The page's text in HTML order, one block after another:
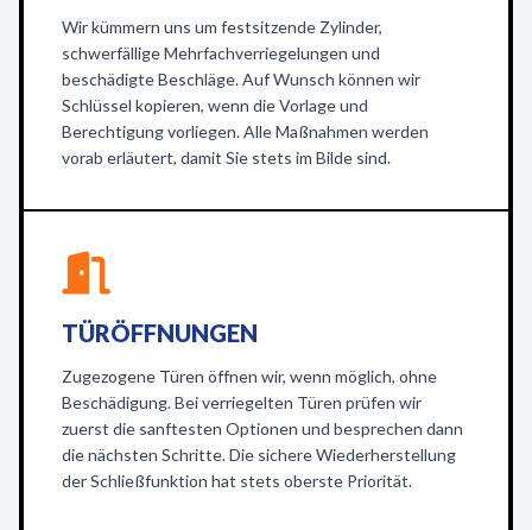
Wir kümmern uns um festsitzende Zylinder,
schwerfällige Mehrfachverriegelungen und
beschädigte Beschläge. Auf Wunsch können wir
Schlüssel kopieren, wenn die Vorlage und
Berechtigung vorliegen. Alle Maßnahmen werden
vorab erläutert, damit Sie stets im Bilde sind.
TÜRÖFFNUNGEN
Zugezogene Türen öffnen wir, wenn möglich, ohne
Beschädigung. Bei verriegelten Türen prüfen wir
zuerst die sanftesten Optionen und besprechen dann
die nächsten Schritte. Die sichere Wiederherstellung
der Schließfunktion hat stets oberste Priorität.